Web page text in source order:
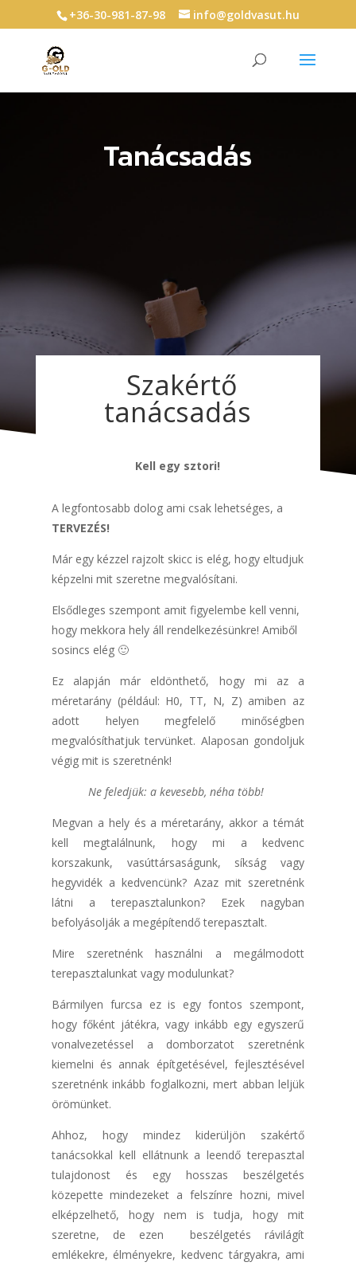
+36-30-981-87-98 info@goldvasut.hu
Tanácsadás
Szakértő
tanácsadás
Kell egy sztori!
A legfontosabb dolog ami csak lehetséges, a
TERVEZÉS!
Már egy kézzel rajzolt skicc is elég, hogy eltudjuk
képzelni mit szeretne megvalósítani.
Elsődleges szempont amit figyelembe kell venni,
hogy mekkora hely áll rendelkezésünkre! Amiből
sosincs elég 🙂
Ez alapján már eldönthető, hogy mi az a
méretarány (például: H0, TT, N, Z) amiben az
adott helyen megfelelő minőségben
megvalósíthatjuk tervünket. Alaposan gondoljuk
végig mit is szeretnénk!
Ne feledjük: a kevesebb, néha több!
Megvan a hely és a méretarány, akkor a témát
kell megtalálnunk, hogy mi a kedvenc
korszakunk, vasúttársaságunk, síkság vagy
hegyvidék a kedvencünk? Azaz mit szeretnénk
látni a terepasztalunkon? Ezek nagyban
befolyásolják a megépítendő terepasztalt.
Mire szeretnénk használni a megálmodott
terepasztalunkat vagy modulunkat?
Bármilyen furcsa ez is egy fontos szempont,
hogy főként játékra, vagy inkább egy egyszerű
vonalvezetéssel a domborzatot szeretnénk
kiemelni és annak építgetésével, fejlesztésével
szeretnénk inkább foglalkozni, mert abban leljük
örömünket.
Ahhoz, hogy mindez kiderüljön szakértő
tanácsokkal kell ellátnunk a leendő terepasztal
tulajdonost és egy hosszas beszélgetés
közepette mindezeket a felszínre hozni, mivel
elképzelhető, hogy nem is tudja, hogy mit
szeretne, de ezen beszélgetés rávilágít
emlékekre, élményekre, kedvenc tárgyakra, ami